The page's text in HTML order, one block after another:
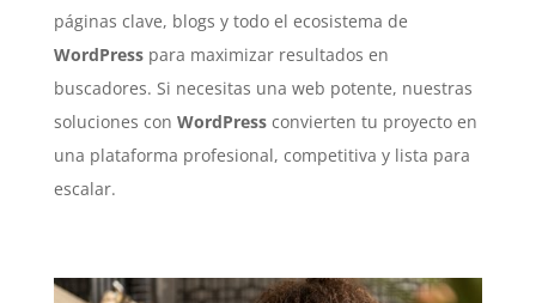
páginas clave, blogs y todo el ecosistema de
WordPresspara maximizar resultados en
buscadores. Si necesitas una web potente, nuestras
soluciones con WordPressconvierten tu proyecto en
una plataforma profesional, competitiva y lista para
escalar.